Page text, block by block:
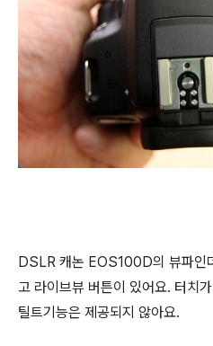
DSLR 캐논 EOS100D의 뷰파인
고 라이브뷰 버튼이 있어요. 터치
틸트기능은 제공되지 않아요.